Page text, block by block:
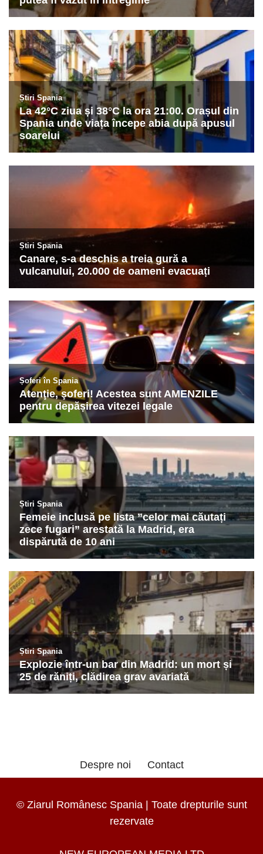
Despre noi Contact
© Ziarul Românesc Spania | Toate drepturile sunt
rezervate